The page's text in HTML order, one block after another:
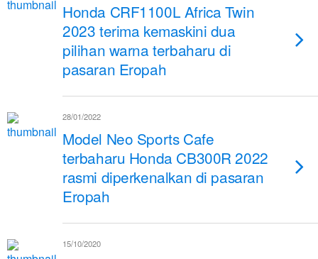
Honda CRF1100L Africa Twin
2023 terima kemaskini dua
pilihan warna terbaharu di
pasaran Eropah
28/01/2022
Model Neo Sports Cafe
terbaharu Honda CB300R 2022
rasmi diperkenalkan di pasaran
Eropah
15/10/2020